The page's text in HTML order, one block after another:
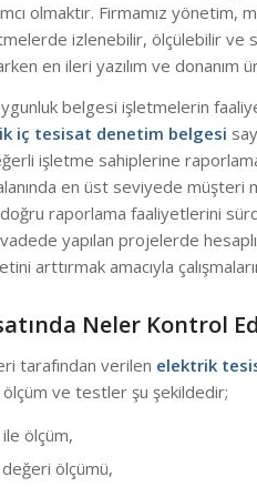
olmaktır. Firmamız
izlenebilir, ölçülebilir
en ileri yazılım ve donanım
belgesi işletmelerin
iç tesisat denetim belgesi
işletme sahiplerine
en üst seviyede müşteri
raporlama faaliyetlerini
yapılan projelerde
arttırmak amacıyla
Neler Kontrol
tarafından verilen elektrik
ölçüm ve testler şu şekildedir;
ölçüm,
ölçümü,